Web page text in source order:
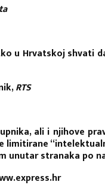
u Hrvatskoj shvati
RTS
ali i njihove
limitirane
unutar stranaka po